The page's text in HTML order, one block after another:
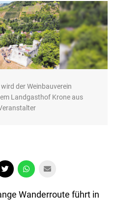
der Weinbauverein
Landgasthof Krone aus
Wanderroute führt in